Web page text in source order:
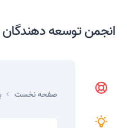
انجمن توسعه دهندگان
صفحه نخست